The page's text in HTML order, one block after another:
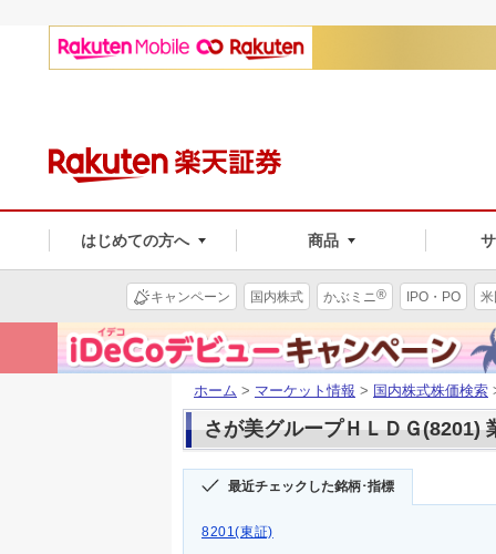
はじめての方へ 商品
キャンペーン 国内株式 かぶミニ® IPO・PO
ホーム > マーケット情報 > 国内株式株価検索
さが美グループＨＬＤＧ(8201)
最近チェックした銘柄･指標
8201(東証)